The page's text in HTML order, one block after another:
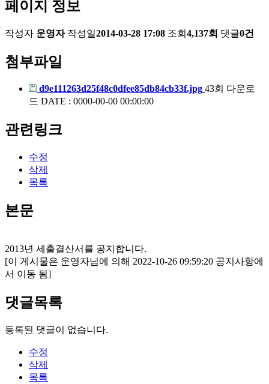
페이지 정보
작성자 운영자 작성일2014-03-28 17:08 조회 4,137회 댓글0건
첨부파일
d9e111263d25f48c0dfee85db84cb33f.jpg 43회 다운로
드 DATE : 0000-00-00 00:00:00
관련링크
수정
삭제
목록
본문
2013년 세출결산서를 공지합니다.
[이 게시물은 운영자님에 의해 2022-10-26 09:59:20 공지사항에
서 이동 됨]
댓글목록
등록된 댓글이 없습니다.
수정
삭제
목록